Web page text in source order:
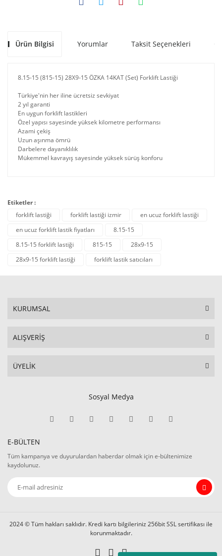
Ürün Bilgisi Yorumlar Taksit Seçenekleri
8.15-15 (815-15) 28X9-15 ÖZKA 14KAT (Set) Forklift Lastiği
Türkiye'nin her iline ücretsiz sevkiyat
2 yıl garanti
En uygun forklift lastikleri
Özel yapısı sayesinde yüksek kilometre performansı
Azami çekiş
Uzun aşınma ömrü
Darbelere dayanıklılık
Mükemmel kavrayış sayesinde yüksek sürüş konforu
Etiketler :
forklift lastiği
forklift lastiği izmir
en ucuz forklift lastiği
en ucuz forklift lastik fiyatları
8.15-15
8.15-15 forklift lastiği
815-15
28x9-15
28x9-15 forklift lastiği
forklift lastik satıcıları
KURUMSAL
ALIŞVERİŞ
ÜYELİK
Sosyal Medya
E-BÜLTEN
Tüm kampanya ve duyurulardan haberdar olmak için e-bültenimize
kaydolunuz.
2024 © Tüm hakları saklıdır. Kredi kartı bilgileriniz 256bit SSL sertifikası ile
korunmaktadır.